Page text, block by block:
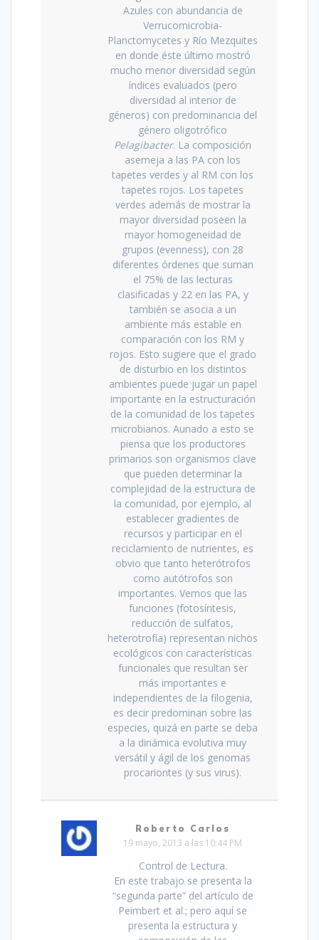
Azules con abundancia de
Verrucomicrobia-
Planctomycetes y Río Mezquites
en donde éste último mostró
mucho menor diversidad según
índices evaluados (pero
diversidad al interior de
géneros) con predominancia del
género oligotrófico
Pelagibacter. La composición
asemeja a las PA con los
tapetes verdes y al RM con los
tapetes rojos. Los tapetes
verdes además de mostrar la
mayor diversidad poseen la
mayor homogeneidad de
grupos (evenness), con 28
diferentes órdenes que suman
el 75% de las lecturas
clasificadas y 22 en las PA, y
también se asocia a un
ambiente más estable en
comparación con los RM y
rojos. Esto sugiere que el grado
de disturbio en los distintos
ambientes puede jugar un papel
importante en la estructuración
de la comunidad de los tapetes
microbianos. Aunado a esto se
piensa que los productores
primarios son organismos clave
que pueden determinar la
complejidad de la estructura de
la comunidad, por ejemplo, al
establecer gradientes de
recursos y participar en el
reciclamiento de nutrientes, es
obvio que tanto heterótrofos
como autótrofos son
importantes. Vemos que las
funciones (fotosíntesis,
reducción de sulfatos,
heterotrofía) representan nichos
ecológicos con características
funcionales que resultan ser
más importantes e
independientes de la filogenia,
es decir predominan sobre las
especies, quizá en parte se deba
a la dinámica evolutiva muy
versátil y ágil de los genomas
procariontes (y sus virus).
Roberto Carlos
19 mayo, 2013 a las 10:44 PM
Control de Lectura.
En este trabajo se presenta la
“segunda parte” del artículo de
Peimbert et al.; pero aquí se
presenta la estructura y